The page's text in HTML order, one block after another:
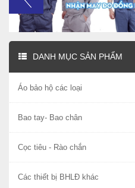
DANH MỤC SẢN PHẨM
Áo bảo hộ các loại
Bao tay- Bao chân
Cọc tiêu - Rào chắn
Các thiết bị BHLĐ khác